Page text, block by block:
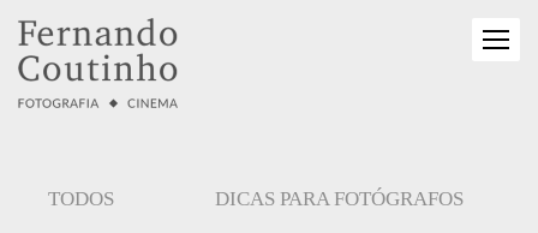
TODOS DICAS PARA FOTÓGRAFOS